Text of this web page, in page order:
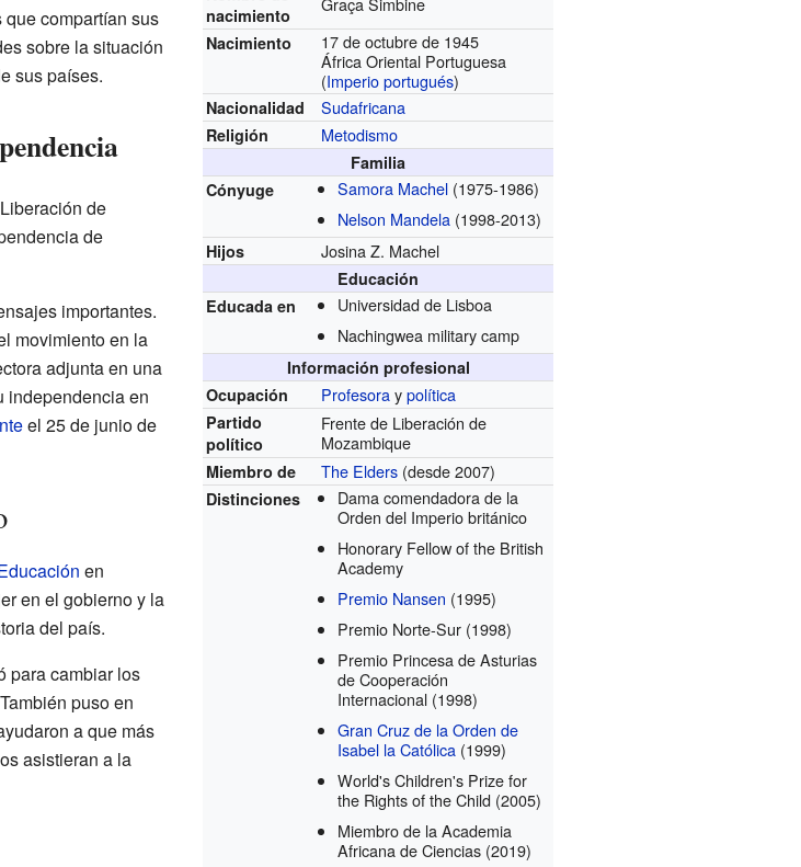
nacimiento
Nacimiento
17 de octubre de 1945
África Oriental Portuguesa
(Imperio portugués)
Nacionalidad Sudafricana
Religión Metodismo
Familia
Cónyuge
Samora Machel (1975-1986)
Nelson Mandela (1998-2013)
Hijos Josina Z. Machel
Educación
Educada en
Universidad de Lisboa
Nachingwea military camp
Información profesional
Ocupación
Profesoraypolítica
Partido
político
Frente de Liberación de
Mozambique
Miembro de The Elders (desde 2007)
Distinciones
Dama comendadora de la
Orden del Imperio británico
Honorary Fellow of the British
Academy
Premio Nansen (1995)
Premio Norte-Sur (1998)
Premio Princesa de Asturias
de Cooperación
Internacional (1998)
Gran Cruz de la Orden de
Isabel la Católica (1999)
World's Children's Prize for
the Rights of the Child (2005)
Miembro de la Academia
Africana de Ciencias (2019)
que compartían sus
sobre la situación
sus países.
de
de
importantes.
movimiento en la
adjunta en una
independencia en
el 25 de junio de
en
en el gobierno y la
del país.
para cambiar los
puso en
a que más
asistieran a la